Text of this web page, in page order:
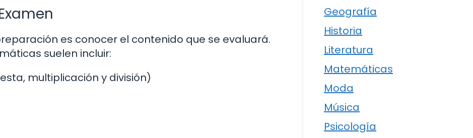
es conocer el contenido que se evaluará.
suelen incluir:
multiplicación y división)
Geografía
Historia
Literatura
Matemáticas
Moda
Música
Psicología